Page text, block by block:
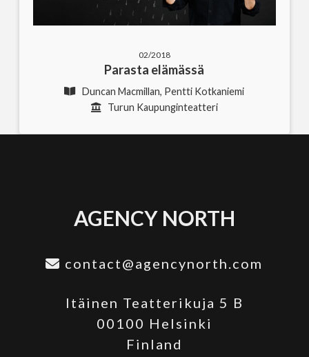
02/2018
Parasta elämässä
Duncan Macmillan, Pentti Kotkaniemi
Turun Kaupunginteatteri
AGENCY NORTH
contact@agencynorth.com
Itäinen Teatterikuja 5 B
00100 Helsinki
Finland